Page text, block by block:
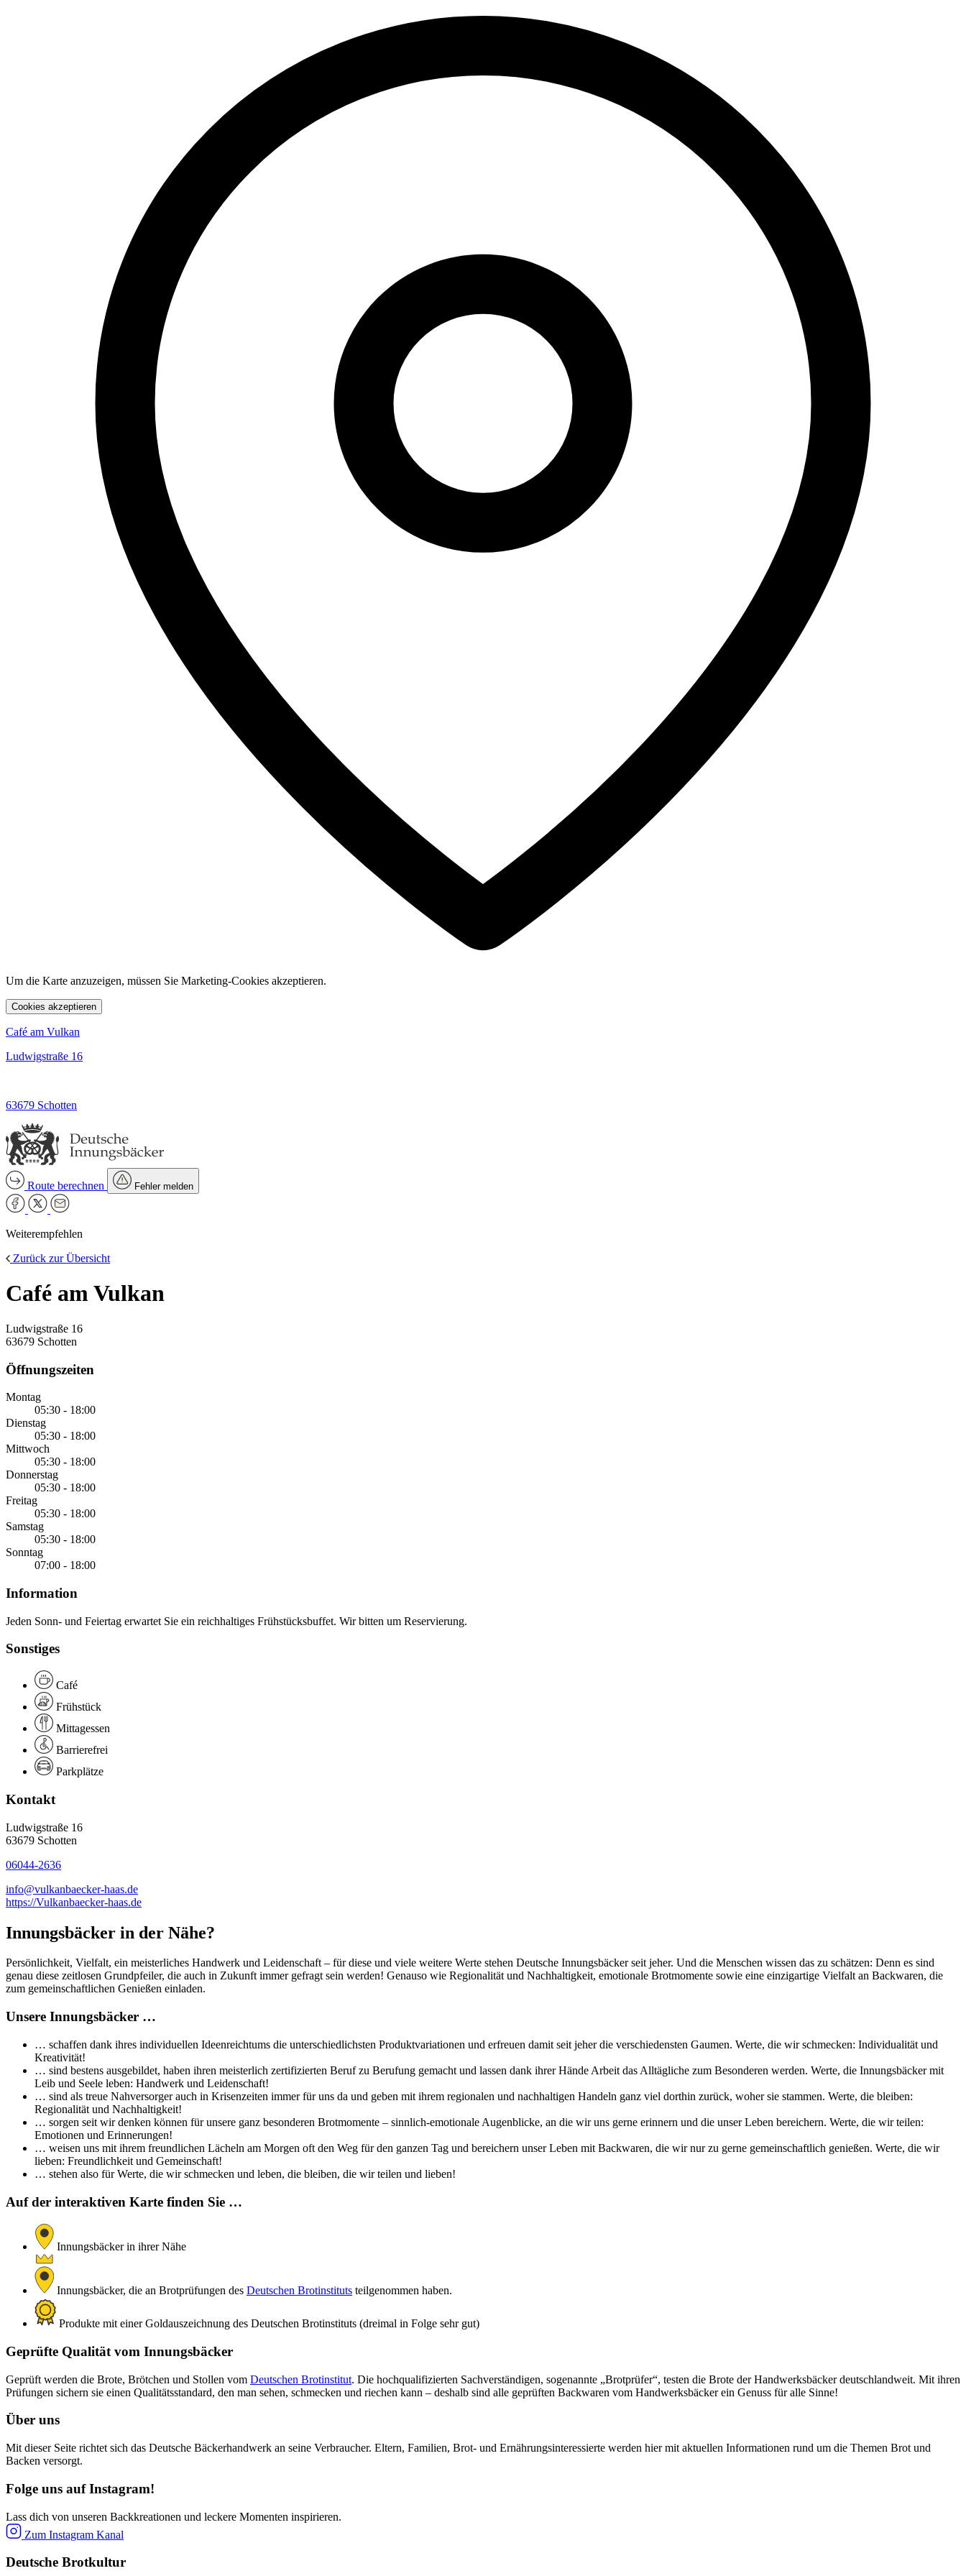
Um die Karte anzuzeigen, müssen Sie Marketing-Cookies akzeptieren.
Cookies akzeptieren
Café am Vulkan
Ludwigstraße 16
63679 Schotten
Route berechnen Fehler melden
Weiterempfehlen
Zurück zur Übersicht
Café am Vulkan
Ludwigstraße 16
63679 Schotten
Öffnungszeiten
Montag
05:30 - 18:00
Dienstag
05:30 - 18:00
Mittwoch
05:30 - 18:00
Donnerstag
05:30 - 18:00
Freitag
05:30 - 18:00
Samstag
05:30 - 18:00
Sonntag
07:00 - 18:00
Information
Jeden Sonn- und Feiertag erwartet Sie ein reichhaltiges Frühstücksbuffet. Wir bitten um Reservierung.
Sonstiges
Café
Frühstück
Mittagessen
Barrierefrei
Parkplätze
Kontakt
Ludwigstraße 16
63679 Schotten
06044-2636
info@vulkanbaecker-haas.de
https://Vulkanbaecker-haas.de
Innungsbäcker in der Nähe?
Persönlichkeit, Vielfalt, ein meisterliches Handwerk und Leidenschaft – für diese und viele weitere Werte stehen Deutsche Innungsbäcker seit jeher. Und die Menschen wissen das zu schätzen: Denn es sind
genau diese zeitlosen Grundpfeiler, die auch in Zukunft immer gefragt sein werden! Genauso wie Regionalität und Nachhaltigkeit, emotionale Brotmomente sowie eine einzigartige Vielfalt an Backwaren, die
zum gemeinschaftlichen Genießen einladen.
Unsere Innungsbäcker …
… schaffen dank ihres individuellen Ideenreichtums die unterschiedlichsten Produktvariationen und erfreuen damit seit jeher die verschiedensten Gaumen. Werte, die wir schmecken: Individualität und
Kreativität!
… sind bestens ausgebildet, haben ihren meisterlich zertifizierten Beruf zu Berufung gemacht und lassen dank ihrer Hände Arbeit das Alltägliche zum Besonderen werden. Werte, die Innungsbäcker mit
Leib und Seele leben: Handwerk und Leidenschaft!
… sind als treue Nahversorger auch in Krisenzeiten immer für uns da und geben mit ihrem regionalen und nachhaltigen Handeln ganz viel dorthin zurück, woher sie stammen. Werte, die bleiben:
Regionalität und Nachhaltigkeit!
… sorgen seit wir denken können für unsere ganz besonderen Brotmomente – sinnlich-emotionale Augenblicke, an die wir uns gerne erinnern und die unser Leben bereichern. Werte, die wir teilen:
Emotionen und Erinnerungen!
… weisen uns mit ihrem freundlichen Lächeln am Morgen oft den Weg für den ganzen Tag und bereichern unser Leben mit Backwaren, die wir nur zu gerne gemeinschaftlich genießen. Werte, die wir
lieben: Freundlichkeit und Gemeinschaft!
… stehen also für Werte, die wir schmecken und leben, die bleiben, die wir teilen und lieben!
Auf der interaktiven Karte finden Sie …
Innungsbäcker in ihrer Nähe
Innungsbäcker, die an Brotprüfungen des Deutschen Brotinstituts teilgenommen haben.
Produkte mit einer Goldauszeichnung des Deutschen Brotinstituts (dreimal in Folge sehr gut)
Geprüfte Qualität vom Innungsbäcker
Geprüft werden die Brote, Brötchen und Stollen vom Deutschen Brotinstitut. Die hochqualifizierten Sachverständigen, sogenannte „Brotprüfer“, testen die Brote der Handwerksbäcker deutschlandweit. Mit ihren
Prüfungen sichern sie einen Qualitätsstandard, den man sehen, schmecken und riechen kann – deshalb sind alle geprüften Backwaren vom Handwerksbäcker ein Genuss für alle Sinne!
Über uns
Mit dieser Seite richtet sich das Deutsche Bäckerhandwerk an seine Verbraucher. Eltern, Familien, Brot- und Ernährungsinteressierte werden hier mit aktuellen Informationen rund um die Themen Brot und
Backen versorgt.
Folge uns auf Instagram!
Lass dich von unseren Backkreationen und leckere Momenten inspirieren.
Zum Instagram Kanal
Deutsche Brotkultur